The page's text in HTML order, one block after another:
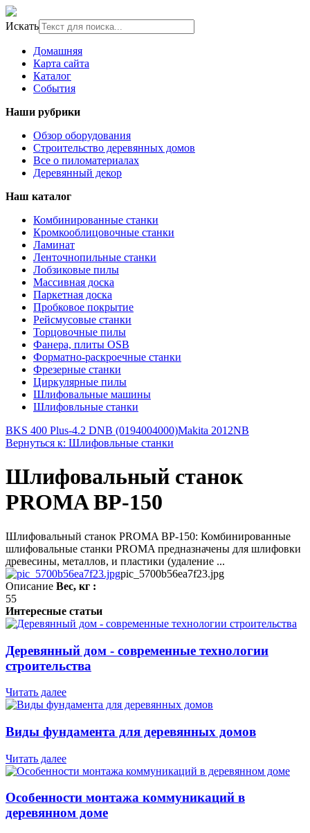
Искать
Домашняя
Карта сайта
Каталог
События
Наши рубрики
Обзор оборудования
Строительство деревянных домов
Все о пиломатериалах
Деревянный декор
Наш каталог
Комбинированные станки
Кромкооблицовочные станки
Ламинат
Ленточнопильные станки
Лобзиковые пилы
Массивная доска
Паркетная доска
Пробковое покрытие
Рейсмусовые станки
Торцовочные пилы
Фанера, плиты OSB
Форматно-раскроечные станки
Фрезерные станки
Циркулярные пилы
Шлифовальные машины
Шлифовльные станки
BKS 400 Plus-4.2 DNB (0194004000)Makita 2012NB
Вернуться к: Шлифовльные станки
Шлифовальный станок
PROMA BP-150
Шлифовальный станок PROMA ВР-150: Комбинированные
шлифовальные станки PROMA предназначены для шлифовки
древесины, металлов, и пластики (удаление ...
pic_5700b56ea7f23.jpg
Описание Вес, кг :
55
Интересные статьи
Деревянный дом - современные технологии
строительства
Читать далее
Виды фундамента для деревянных домов
Читать далее
Особенности монтажа коммуникаций в
деревянном доме